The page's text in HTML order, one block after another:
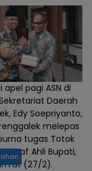
apel pagi ASN di
Daerah
Edy Soepriyanto,
melepas
tugas Totok
Staf Ahli Bupati,
(27/2).